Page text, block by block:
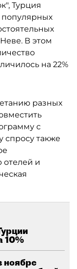
Турция
популярных
В этом
на 22%
разных
с
спросу также
и
10%
ноябре